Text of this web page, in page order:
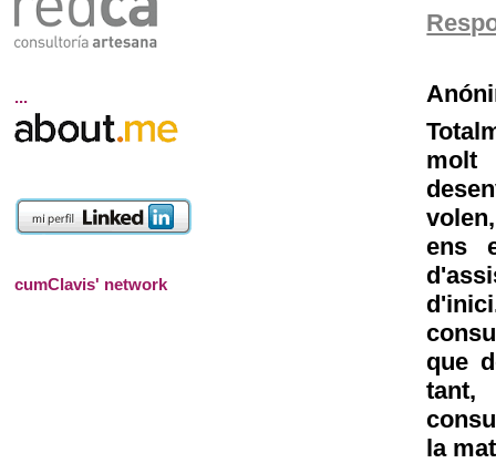
molt
ens
que
tant,
la
...
cumClavis' network